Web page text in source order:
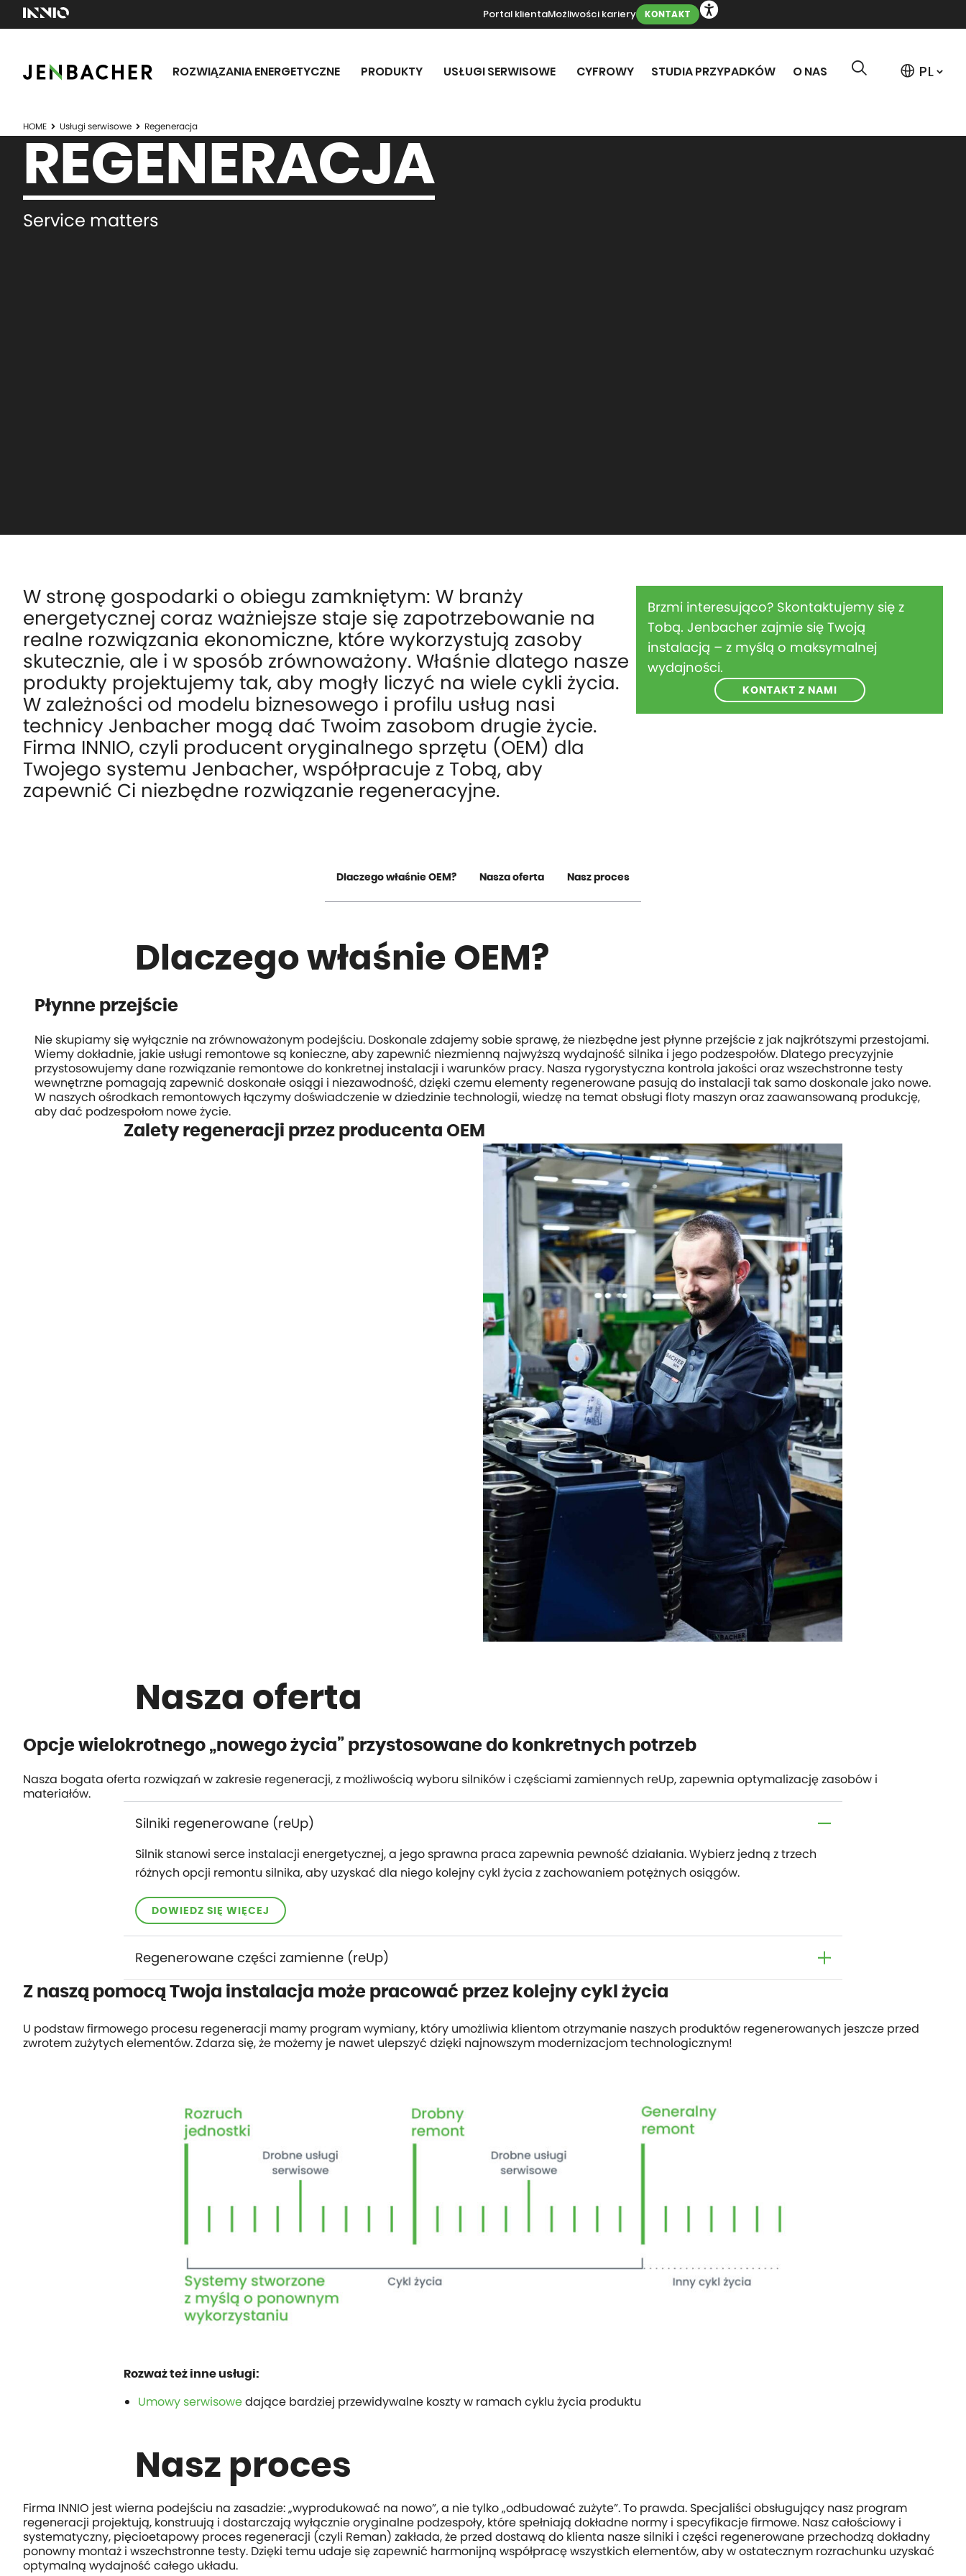
Portal klientaMożliwości kariery KONTAKT
ROZWIĄZANIA ENERGETYCZNE PRODUKTY USŁUGI SERWISOWE CYFROWY STUDIA PRZYPADKÓW O NAS
HOME Usługi serwisowe Regeneracja
REGENERACJA
Service matters
W stronę gospodarki o obiegu zamkniętym: W branży
energetycznej coraz ważniejsze staje się zapotrzebowanie na
realne rozwiązania ekonomiczne, które wykorzystują zasoby
skutecznie, ale i w sposób zrównoważony. Właśnie dlatego nasze
produkty projektujemy tak, aby mogły liczyć na wiele cykli życia.
W zależności od modelu biznesowego i profilu usług nasi
technicy Jenbacher mogą dać Twoim zasobom drugie życie.
Firma INNIO, czyli producent oryginalnego sprzętu (OEM) dla
Twojego systemu Jenbacher, współpracuje z Tobą, aby
zapewnić Ci niezbędne rozwiązanie regeneracyjne.
Brzmi interesująco? Skontaktujemy się z
Tobą. Jenbacher zajmie się Twoją
instalacją – z myślą o maksymalnej
wydajności.
KONTAKT Z NAMI
Dlaczego właśnie OEM? Nasza oferta Nasz proces
Dlaczego właśnie OEM?
Płynne przejście
Nie skupiamy się wyłącznie na zrównoważonym podejściu. Doskonale zdajemy sobie sprawę, że niezbędne jest płynne przejście z jak najkrótszymi przestojami.
Wiemy dokładnie, jakie usługi remontowe są konieczne, aby zapewnić niezmienną najwyższą wydajność silnika i jego podzespołów. Dlatego precyzyjnie
przystosowujemy dane rozwiązanie remontowe do konkretnej instalacji i warunków pracy. Nasza rygorystyczna kontrola jakości oraz wszechstronne testy
wewnętrzne pomagają zapewnić doskonałe osiągi i niezawodność, dzięki czemu elementy regenerowane pasują do instalacji tak samo doskonale jako nowe.
W naszych ośrodkach remontowych łączymy doświadczenie w dziedzinie technologii, wiedzę na temat obsługi floty maszyn oraz zaawansowaną produkcję,
aby dać podzespołom nowe życie.
Zalety regeneracji przez producenta OEM
Nasza oferta
Opcje wielokrotnego „nowego życia” przystosowane do konkretnych potrzeb
Nasza bogata oferta rozwiązań w zakresie regeneracji, z możliwością wyboru silników i częściami zamiennych reUp, zapewnia optymalizację zasobów i
materiałów.
Silniki regenerowane (reUp)
Silnik stanowi serce instalacji energetycznej, a jego sprawna praca zapewnia pewność działania. Wybierz jedną z trzech
różnych opcji remontu silnika, aby uzyskać dla niego kolejny cykl życia z zachowaniem potężnych osiągów.
DOWIEDZ SIĘ WIĘCEJ
Regenerowane części zamienne (reUp)
Z naszą pomocą Twoja instalacja może pracować przez kolejny cykl życia
U podstaw firmowego procesu regeneracji mamy program wymiany, który umożliwia klientom otrzymanie naszych produktów regenerowanych jeszcze przed
zwrotem zużytych elementów. Zdarza się, że możemy je nawet ulepszyć dzięki najnowszym modernizacjom technologicznym!
Rozważ też inne usługi:
Umowy serwisowedające bardziej przewidywalne koszty w ramach cyklu życia produktu
Nasz proces
Firma INNIO jest wierna podejściu na zasadzie: „wyprodukować na nowo”, a nie tylko „odbudować zużyte”. To prawda. Specjaliści obsługujący nasz program
regeneracji projektują, konstruują i dostarczają wyłącznie oryginalne podzespoły, które spełniają dokładne normy i specyfikacje firmowe. Nasz całościowy i
systematyczny, pięcioetapowy proces regeneracji (czyli Reman) zakłada, że przed dostawą do klienta nasze silniki i części regenerowane przechodzą dokładny
ponowny montaż i wszechstronne testy. Dzięki temu udaje się zapewnić harmonijną współpracę wszystkich elementów, aby w ostatecznym rozrachunku uzyskać
optymalną wydajność całego układu.